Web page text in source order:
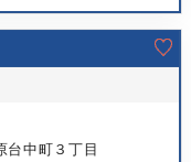
台中町３丁目